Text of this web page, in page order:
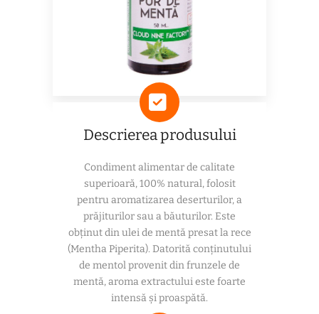
Descrierea produsului
Condiment alimentar de calitate
superioară, 100% natural, folosit
pentru aromatizarea deserturilor, a
prăjiturilor sau a băuturilor. Este
obținut din ulei de mentă presat la rece
(Mentha Piperita). Datorită conținutului
de mentol provenit din frunzele de
mentă, aroma extractului este foarte
intensă și proaspătă.